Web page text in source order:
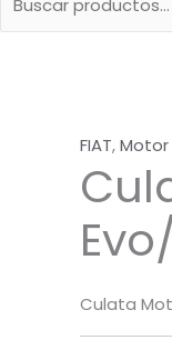
FIAT,Motor
Culata